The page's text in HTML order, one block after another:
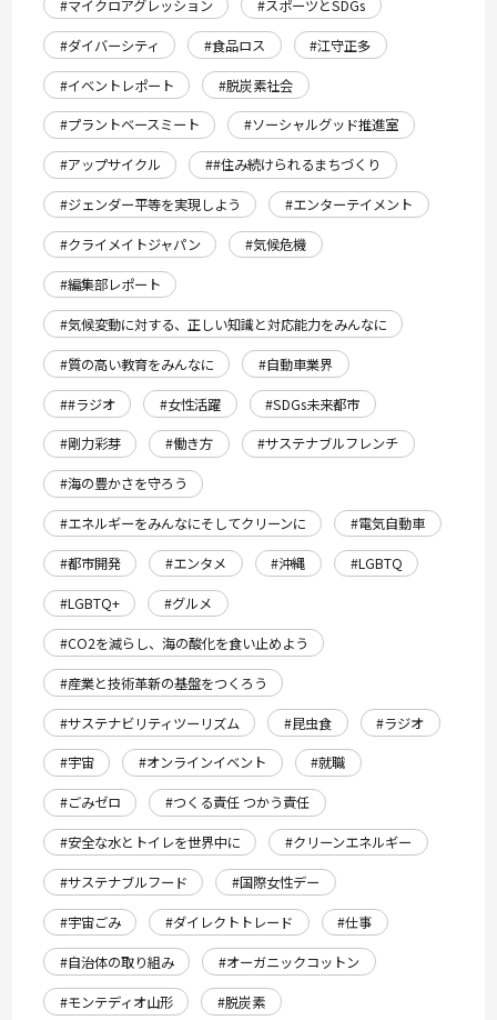
#マイクロアグレッション
#スポーツとSDGs
#ダイバーシティ
#食品ロス
#江守正多
#イベントレポート
#脱炭素社会
#プラントベースミート
#ソーシャルグッド推進室
#アップサイクル
##住み続けられるまちづくり
#ジェンダー平等を実現しよう
#エンターテイメント
#クライメイトジャパン
#気候危機
#編集部レポート
#気候変動に対する、正しい知識と対応能力をみんなに
#質の高い教育をみんなに
#自動車業界
##ラジオ
#女性活躍
#SDGs未来都市
#剛力彩芽
#働き方
#サステナブルフレンチ
#海の豊かさを守ろう
#エネルギーをみんなにそしてクリーンに
#電気自動車
#都市開発
#エンタメ #沖縄
#LGBTQ
#LGBTQ+
#グルメ
#CO2を減らし、海の酸化を食い止めよう
#産業と技術革新の基盤をつくろう
#サステナビリティツーリズム
#昆虫食
#ラジオ
#宇宙
#オンラインイベント
#就職
#ごみゼロ
#つくる責任 つかう責任
#安全な水とトイレを世界中に
#クリーンエネルギー
#サステナブルフード
#国際女性デー
#宇宙ごみ
#ダイレクトトレード
#仕事
#自治体の取り組み
#オーガニックコットン
#モンテディオ山形
#脱炭素